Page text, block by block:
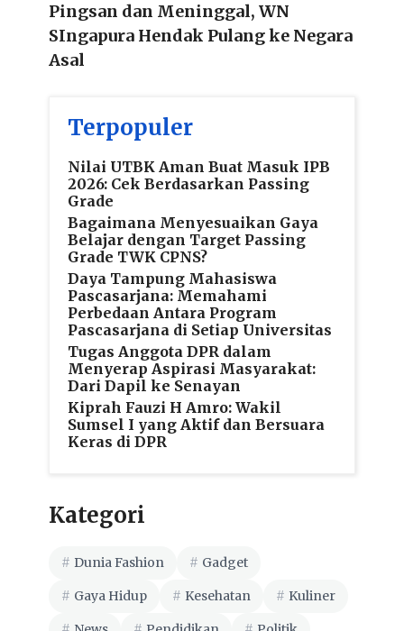
Pingsan dan Meninggal, WN
SIngapura Hendak Pulang ke Negara
Asal
Terpopuler
Nilai UTBK Aman Buat Masuk IPB
2026: Cek Berdasarkan Passing
Grade
Bagaimana Menyesuaikan Gaya
Belajar dengan Target Passing
Grade TWK CPNS?
Daya Tampung Mahasiswa
Pascasarjana: Memahami
Perbedaan Antara Program
Pascasarjana di Setiap Universitas
Tugas Anggota DPR dalam
Menyerap Aspirasi Masyarakat:
Dari Dapil ke Senayan
Kiprah Fauzi H Amro: Wakil
Sumsel I yang Aktif dan Bersuara
Keras di DPR
Kategori
Dunia Fashion Gadget
Gaya Hidup Kesehatan Kuliner